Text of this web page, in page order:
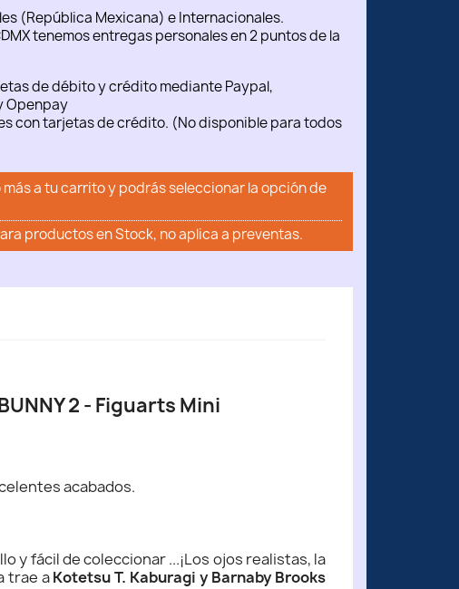
(República Mexicana) e Internacionales.
tenemos entregas personales en 2 puntos de la
de débito y crédito mediante Paypal,
Openpay
con tarjetas de crédito. (No disponible para todos
más a tu carrito y podrás seleccionar la opción de
productos en Stock, no aplica a preventas.
2 - Figuarts Mini
acabados.
y fácil de coleccionar ...¡Los ojos realistas, la
trae aKotetsu T. Kaburagi y Barnaby Brooks